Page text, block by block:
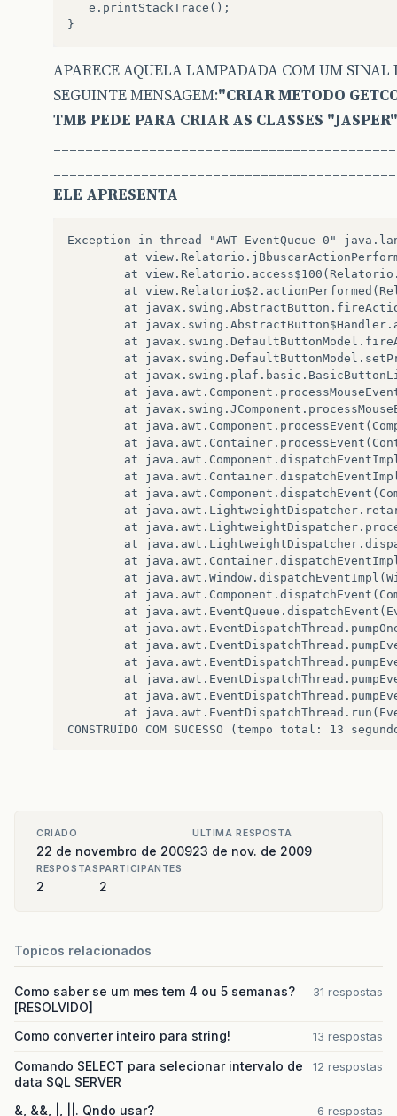
e . printStackTrace ();
}
APARECE AQUELA LAMPADADA COM UM
SEGUINTE MENSAGEM:"CRIAR METODO
TMB PEDE PARA CRIAR AS CLASSES "JASPER"
ELE APRESENTA
Exception in thread "AWT-EventQueue-0"
at
at
at
at
at
at
at
at
at
at
at
at
at
at
at
at
at
at
at
at
at
at
at
at
at
at
at
at
CRIADO
22 de novembro de 2009
ULTIMA RESPOSTA
23 de nov. de 2009
RESPOSTAS
2
PARTICIPANTES
2
Topicos relacionados
Como saber se um mes tem 4 ou 5 semanas?
[RESOLVIDO]
31 respostas
Como converter inteiro para string! 13 respostas
Comando SELECT para selecionar intervalo de
data SQL SERVER
12 respostas
&, &&, |, ||. Qndo usar? 6 respostas